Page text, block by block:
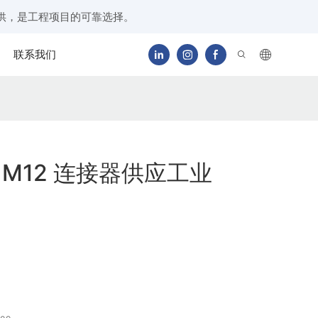
是工程项目的可靠选择。
联系我们
连接器供应工业